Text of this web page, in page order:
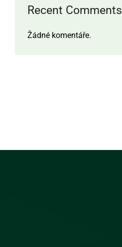
Recent Comments
Žádné komentáře.